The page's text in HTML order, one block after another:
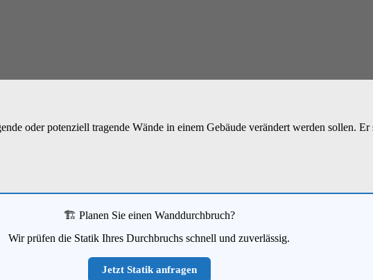
oder potenziell tragende Wände in einem Gebäude verändert werden sollen. Er
🏗️ Planen Sie einen Wanddurchbruch?
Wir prüfen die Statik Ihres Durchbruchs schnell und zuverlässig.
Jetzt Statik anfragen